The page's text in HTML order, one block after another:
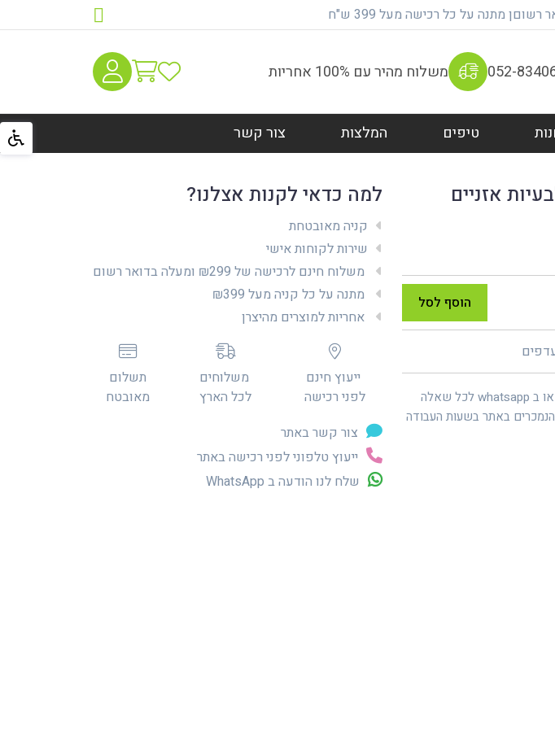
052- משלוח מהיר עם 100% אחריות
טיפים המלצות צור קשר
אזניים
הוסף לסל
ניתן ליצור אתנו קשר טלפוני או ב whatsapp לכל שאלה
באתר בשעות העבודה
למה כדאי לקנות אצלנו?
קניה מאובטחת
שירות לקוחות אישי
משלוח חינם לרכישה של ₪299 ומעלה בדואר רשום
מתנה על כל קניה מעל ₪399
אחריות למוצרים מהיצרן
ייעוץ חינם
לפני רכישה
משלוחים
לכל הארץ
תשלום
מאובטח
צור קשר באתר
ייעוץ טלפוני לפני רכישה באתר
שלח לנו הודעה ב WhatsApp